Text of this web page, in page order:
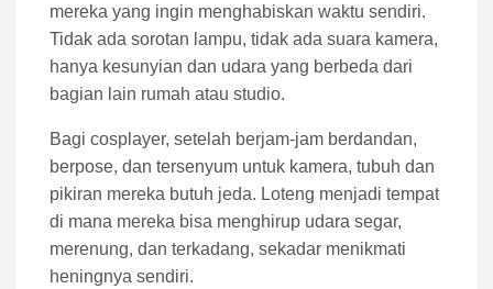
mereka yang ingin menghabiskan waktu sendiri.
Tidak ada sorotan lampu, tidak ada suara kamera,
hanya kesunyian dan udara yang berbeda dari
bagian lain rumah atau studio.
Bagi cosplayer, setelah berjam-jam berdandan,
berpose, dan tersenyum untuk kamera, tubuh dan
pikiran mereka butuh jeda. Loteng menjadi tempat
di mana mereka bisa menghirup udara segar,
merenung, dan terkadang, sekadar menikmati
heningnya sendiri.